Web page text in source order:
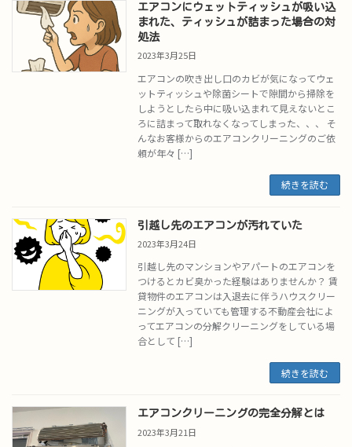
エアコンにウェットティッシュが吸い込
まれた、ティッシュが詰まった場合の対
処法
2023年3月25日
エアコンの吹き出し口のカビが気になってウェ
ットティッシュや除菌シートで隙間から掃除を
しようとしたら中に吸い込まれて見えないとこ
ろに詰まって取れなくなってしまった、、、 そ
んなお客様からのエアコンクリーニングのご依
頼が年々 […]
続きを読む
引越し先のエアコンが汚れていた
2023年3月24日
引越し先のマンションやアパートのエアコンを
つけるとカビ臭かった経験はありませんか？ 賃
貸物件のエアコンは入退去に伴うハウスクリー
ニングが入っていても管理する不動産会社によ
ってエアコンの分解クリーニングをしている場
合として […]
続きを読む
エアコンクリーニングの完全分解とは
2023年3月21日